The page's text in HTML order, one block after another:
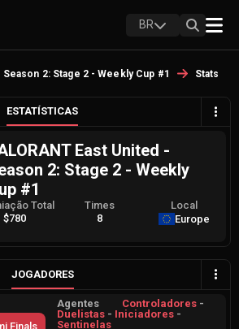
BR
2: Stage 2 - Weekly Cup #1
Stats
ESTATÍSTICAS
East United -
2: Stage 2 - Weekly
#1
Total
$780
Times
8
Local
Europe
JOGADORES
Finals
Agentes Controladores -
Duelistas - Iniciadores -
Sentinelas